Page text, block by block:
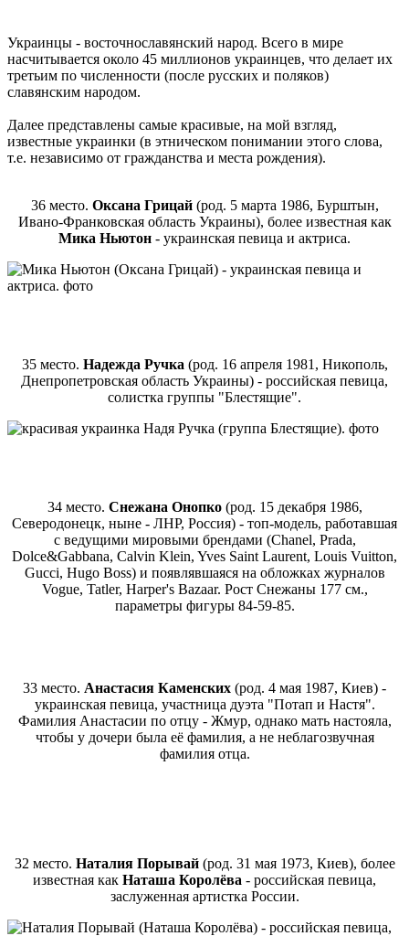
Украинцы - восточнославянский народ. Всего в мире
насчитывается около 45 миллионов украинцев, что делает их
третьим по численности (после русских и поляков)
славянским народом.
Далее представлены самые красивые, на мой взгляд,
известные украинки (в этническом понимании этого слова,
т.е. независимо от гражданства и места рождения).
36 место. Оксана Грицай(род. 5 марта 1986, Бурштын,
Ивано-Франковская область Украины), более известная как
Мика Ньютон - украинская певица и актриса.
35 место. Надежда Ручка (род. 16 апреля 1981, Никополь,
Днепропетровская область Украины) - российская певица,
солистка группы "Блестящие".
34 место. Снежана Онопко(род. 15 декабря 1986,
Северодонецк, ныне - ЛНР, Россия) - топ-модель, работавшая
с ведущими мировыми брендами (Chanel, Prada,
Dolce&Gabbana, Calvin Klein, Yves Saint Laurent, Louis Vuitton,
Gucci, Hugo Boss) и появлявшаяся на обложках журналов
Vogue, Tatler, Harper's Bazaar. Рост Снежаны 177 см.,
параметры фигуры 84-59-85.
33 место. Анастасия Каменских (род. 4 мая 1987, Киев) -
украинская певица, участница дуэта "Потап и Настя".
Фамилия Анастасии по отцу - Жмур, однако мать настояла,
чтобы у дочери была её фамилия, а не неблагозвучная
фамилия отца.
32 место. Наталия Порывай(род. 31 мая 1973, Киев), более
известная как Наташа Королёва - российская певица,
заслуженная артистка России.